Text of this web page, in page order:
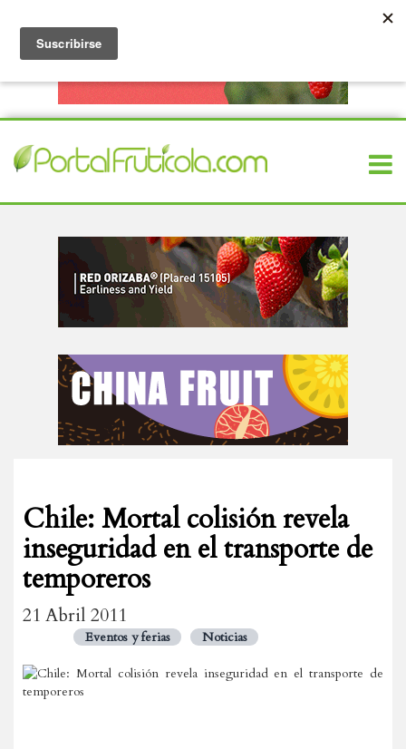
Chile: Mortal colisión revela
inseguridad en el transporte de
temporeros
21 Abril 2011
Eventos y ferias Noticias